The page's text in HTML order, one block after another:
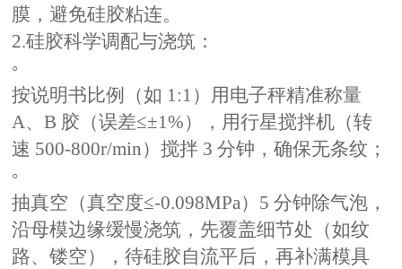
膜，避免硅胶粘连。
2.硅胶科学调配与浇筑：
◦
按说明书比例（如 1:1）用电子秤精准称量
A、B 胶（误差≤±1%），用行星搅拌机（转
速 500-800r/min）搅拌 3 分钟，确保无条纹；
◦
抽真空（真空度≤-0.098MPa）5 分钟除气泡，
沿母模边缘缓慢浇筑，先覆盖细节处（如纹
路、镂空），待硅胶自流平后，再补满模具